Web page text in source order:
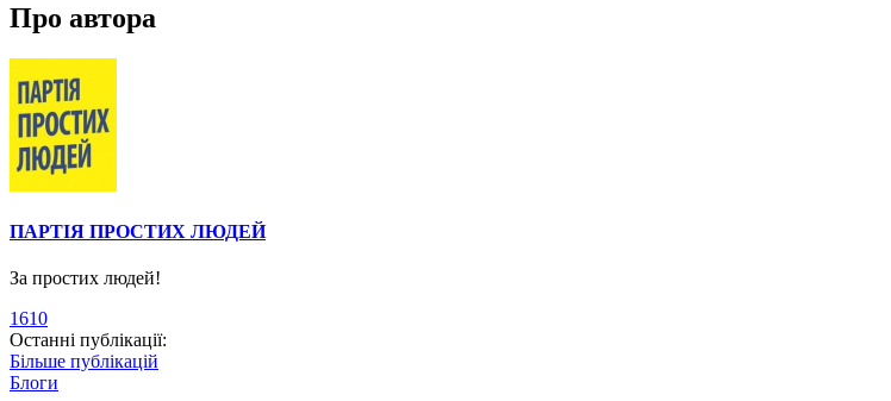
Про автора
ПАРТІЯ ПРОСТИХ ЛЮДЕЙ
За простих людей!
1610
Останні публікації:
Більше публікацій
Блоги